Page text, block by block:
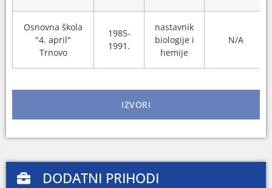
Osnovna škola
"4. april"
Trnovo
1985-
1991.
nastavnik
biologije i
hemije
N/A
IZVORI
DODATNI PRIHODI